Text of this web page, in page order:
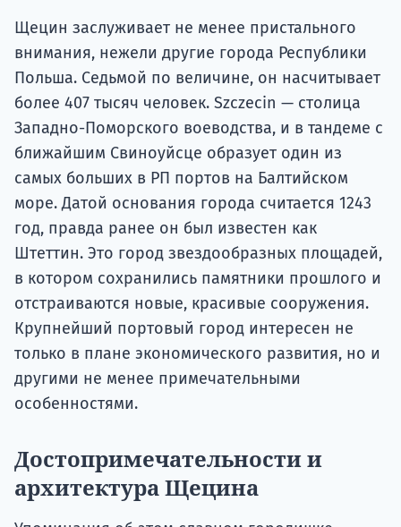
Щецин заслуживает не менее пристального
внимания, нежели другие города Республики
Польша. Седьмой по величине, он насчитывает
более 407 тысяч человек. Szczecin — столица
Западно-Поморского воеводства, и в тандеме с
ближайшим Свиноуйсце образует один из
самых больших в РП портов на Балтийском
море. Датой основания города считается 1243
год, правда ранее он был известен как
Штеттин. Это город звездообразных площадей,
в котором сохранились памятники прошлого и
отстраиваются новые, красивые сооружения.
Крупнейший портовый город интересен не
только в плане экономического развития, но и
другими не менее примечательными
особенностями.
Достопримечательности и
архитектура Щецина